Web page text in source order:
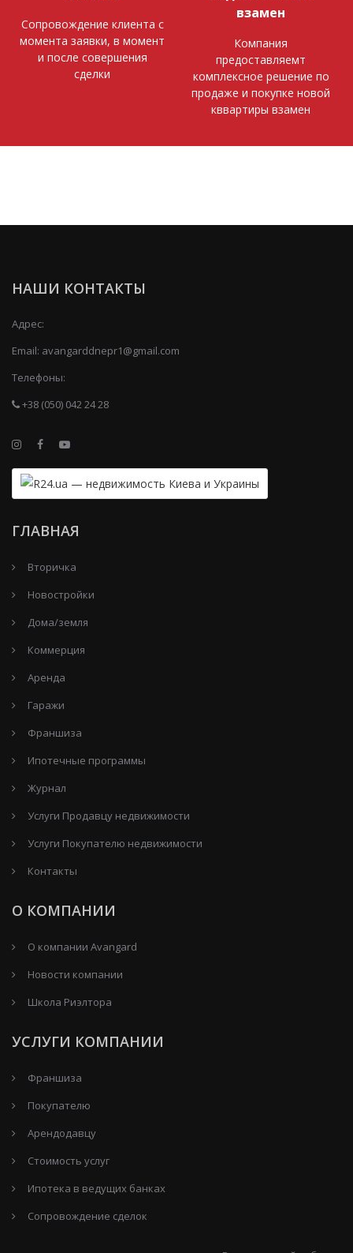
Сопровождение клиента с
момента заявки, в момент
и после совершения
сделки
взамен
Компания
предоставляемт
комплексное решение по
продаже и покупке новой
кввартиры взамен
НАШИ КОНТАКТЫ
Адрес:
Email: avangarddnepr1@gmail.com
Телефоны:
+38 (050) 042 24 28
ГЛАВНАЯ
Вторичка
Новостройки
Дома/земля
Коммерция
Аренда
Гаражи
Франшиза
Ипотечные программы
Журнал
Услуги Продавцу недвижимости
Услуги Покупателю недвижимости
Контакты
О КОМПАНИИ
О компании Avangard
Новости компании
Школа Риэлтора
УСЛУГИ КОМПАНИИ
Франшиза
Покупателю
Арендодавцу
Стоимость услуг
Ипотека в ведущих банках
Сопровождение сделок